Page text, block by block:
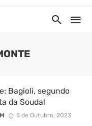
Bagioli, segundo
da Soudal
5 de Outubro, 2023